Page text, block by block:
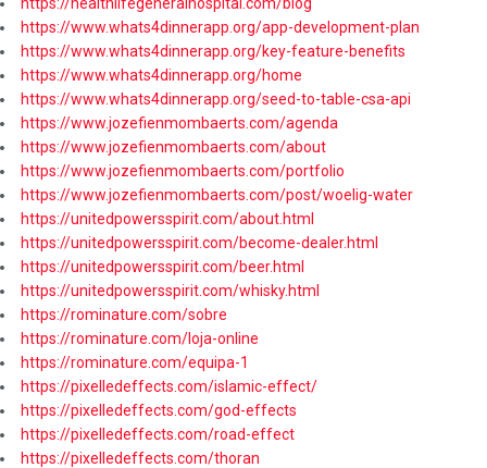
https://www.whats4dinnerapp.org/app-development-plan
https://www.whats4dinnerapp.org/key-feature-benefits
https://www.whats4dinnerapp.org/home
https://www.whats4dinnerapp.org/seed-to-table-csa-api
https://www.jozefienmombaerts.com/agenda
https://www.jozefienmombaerts.com/about
https://www.jozefienmombaerts.com/portfolio
https://www.jozefienmombaerts.com/post/woelig-water
https://unitedpowersspirit.com/about.html
https://unitedpowersspirit.com/become-dealer.html
https://unitedpowersspirit.com/beer.html
https://unitedpowersspirit.com/whisky.html
https://rominature.com/sobre
https://rominature.com/loja-online
https://rominature.com/equipa-1
https://pixelledeffects.com/islamic-effect/
https://pixelledeffects.com/god-effects
https://pixelledeffects.com/road-effect
https://pixelledeffects.com/thoran